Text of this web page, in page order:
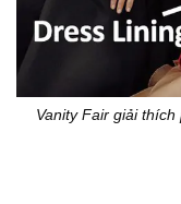
Vanity Fair giải